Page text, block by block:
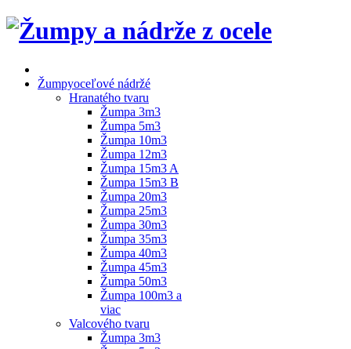
Žumpyoceľové nádržé
Hranatého tvaru
Žumpa 3m3
Žumpa 5m3
Žumpa 10m3
Žumpa 12m3
Žumpa 15m3 A
Žumpa 15m3 B
Žumpa 20m3
Žumpa 25m3
Žumpa 30m3
Žumpa 35m3
Žumpa 40m3
Žumpa 45m3
Žumpa 50m3
Žumpa 100m3 a
viac
Valcového tvaru
Žumpa 3m3